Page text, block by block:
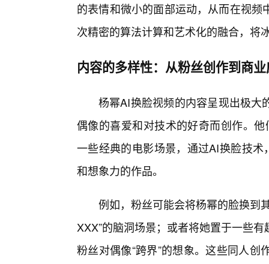
的表情和微小的面部运动，从而在视
次精密的算法计算和艺术化的融合，将
内容的多样性：从粉丝创作到商
杨幂AI换脸视频的内容呈现出极大
偶像的喜爱和对技术的好奇而创作。
一些经典的电影场景，通过AI换脸技术
和想象力的作品。
例如，粉丝可能会将杨幂的脸换到
XXX”的脑洞场景；或者将她置于一些
粉丝对偶像“跨界”的想象。这些同人